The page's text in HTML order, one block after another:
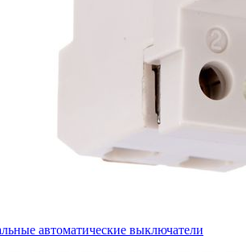
автоматические выключатели